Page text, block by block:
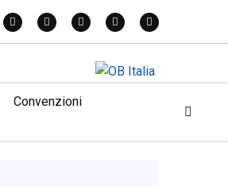
Convenzioni